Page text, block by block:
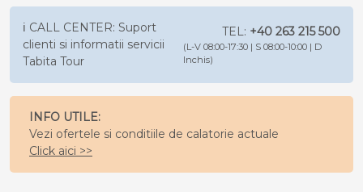
ℹ️ CALL CENTER: Suport
clienti si informatii servicii
Tabita Tour
TEL: +40 263 215 500
(L-V 08:00-17:30 | S 08:00-10:00 | D
Inchis)
INFO UTILE:
Vezi ofertele si conditiile de calatorie actuale
Click aici >>